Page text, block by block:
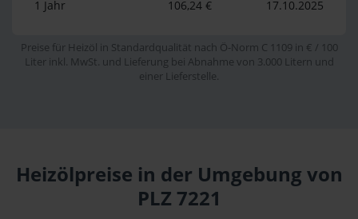
1 Jahr 106,24 € 17.10.2025
Preise für Heizöl in Standardqualität nach Ö-Norm C 1109 in € / 100
Liter inkl. MwSt. und Lieferung bei Abnahme von 3.000 Litern und
einer Lieferstelle.
Heizölpreise in der Umgebung von
PLZ 7221